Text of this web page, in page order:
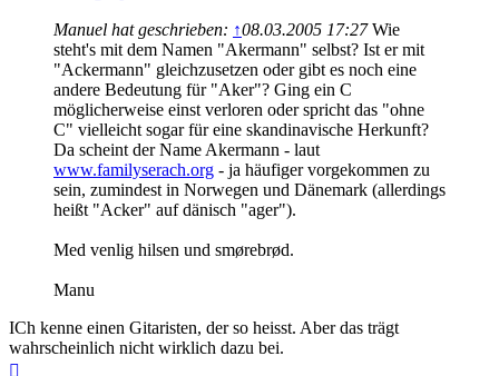
Manuel hat geschrieben: ↑08.03.2005 17:27Wie
steht's mit dem Namen "Akermann" selbst? Ist er mit
"Ackermann" gleichzusetzen oder gibt es noch eine
andere Bedeutung für "Aker"? Ging ein C
möglicherweise einst verloren oder spricht das "ohne
C" vielleicht sogar für eine skandinavische Herkunft?
Da scheint der Name Akermann - laut
www.familyserach.org - ja häufiger vorgekommen zu
sein, zumindest in Norwegen und Dänemark (allerdings
heißt "Acker" auf dänisch "ager").
Med venlig hilsen und smørebrød.
Manu
ICh kenne einen Gitaristen, der so heisst. Aber das trägt
wahrscheinlich nicht wirklich dazu bei.